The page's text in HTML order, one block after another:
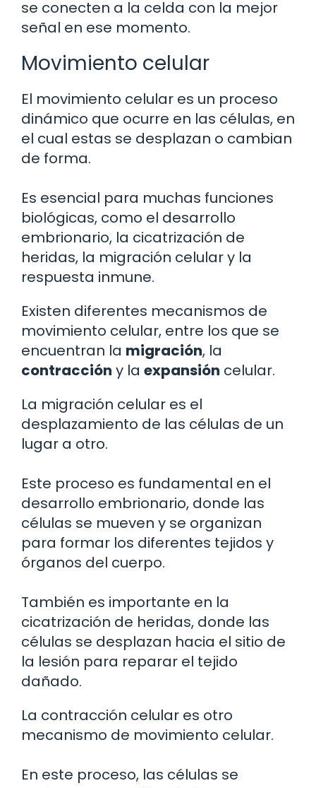
se conecten a la celda con la mejor
señal en ese momento.
Movimiento celular
El movimiento celular es un proceso
dinámico que ocurre en las células, en
el cual estas se desplazan o cambian
de forma.
Es esencial para muchas funciones
biológicas, como el desarrollo
embrionario, la cicatrización de
heridas, la migración celular y la
respuesta inmune.
Existen diferentes mecanismos de
movimiento celular, entre los que se
encuentran la migración, la
contracción y la expansión celular.
La migración celular es el
desplazamiento de las células de un
lugar a otro.
Este proceso es fundamental en el
desarrollo embrionario, donde las
células se mueven y se organizan
para formar los diferentes tejidos y
órganos del cuerpo.
También es importante en la
cicatrización de heridas, donde las
células se desplazan hacia el sitio de
la lesión para reparar el tejido
dañado.
La contracción celular es otro
mecanismo de movimiento celular.
En este proceso, las células se